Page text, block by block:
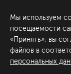
ул.
к1
+7 (812)
Мы используем
посещаемости
«Принять», вы
файлов в
персональных